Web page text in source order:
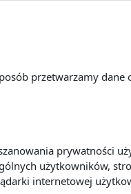
przetwarzamy
prywatności
użytkowników,
internetowej